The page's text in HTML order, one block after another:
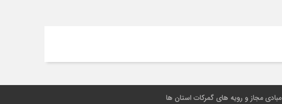
مبادی مجاز و رویه های گمرکات استان ها